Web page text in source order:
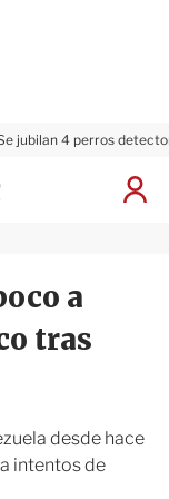
jubilan 4 perros
I
ó
n
i
r
a
tras
desde hace
intentos de